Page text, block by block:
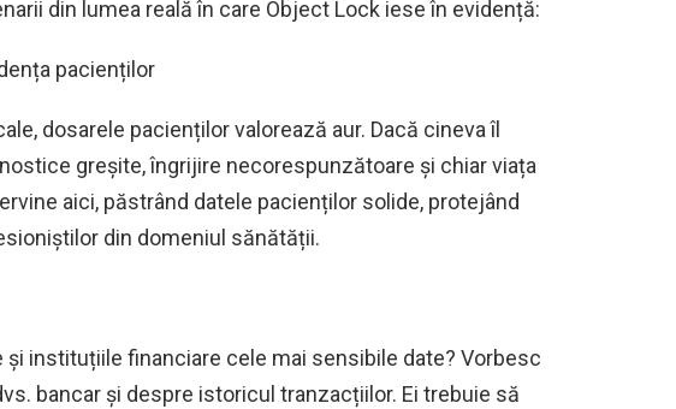
din lumea reală în care Object Lock iese în evidență:
pacienților
dosarele pacienților valorează aur. Dacă cineva îl
greșite, îngrijire necorespunzătoare și chiar viața
aici, păstrând datele pacienților solide, protejând
din domeniul sănătății.
instituțiile financiare cele mai sensibile date? Vorbesc
bancar și despre istoricul tranzacțiilor. Ei trebuie să